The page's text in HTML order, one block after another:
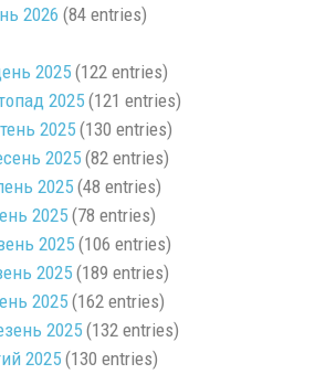
2026 (84 entries)
2025(122 entries)
2025(121 entries)
2025(130 entries)
2025(82 entries)
2025(48 entries)
2025(78 entries)
2025(106 entries)
2025(189 entries)
2025(162 entries)
2025(132 entries)
2025(130 entries)